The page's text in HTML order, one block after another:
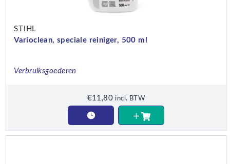
STIHL
Varioclean, speciale reiniger, 500 ml
Verbruiksgoederen
€11,80 incl. BTW